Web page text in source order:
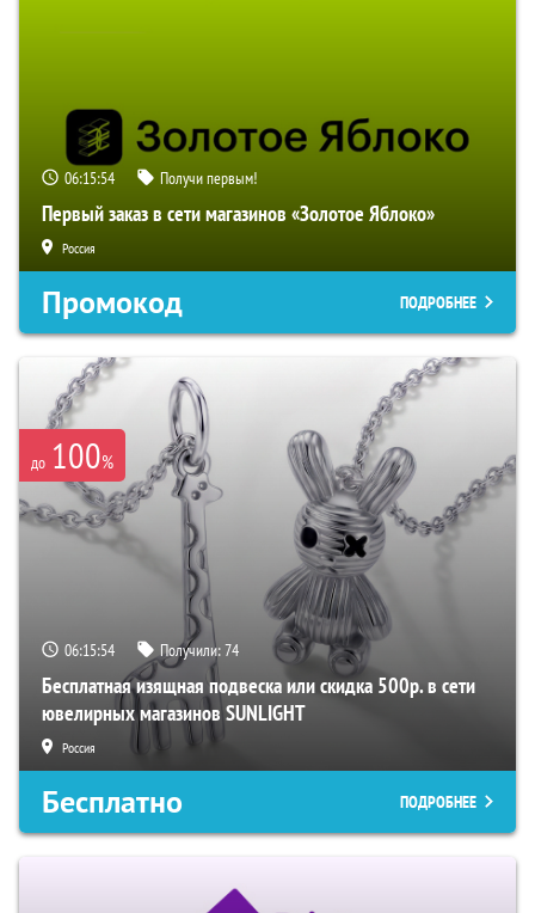
06:15:53 Получи первым!
Первый заказ в сети магазинов «Золотое Яблоко»
Россия
Промокод ПОДРОБНЕЕ
до 100%
06:15:53 Получили:74
Бесплатная изящная подвеска или скидка 500р. в сети
ювелирных магазинов SUNLIGHT
Россия
Бесплатно ПОДРОБНЕЕ